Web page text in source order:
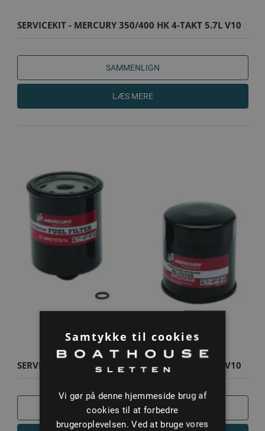
SERVICEKIT - MERCURY 350/400 HK 4-TAKT 5.7L V10
SAMMENLIGN
LÆS MERE
SERVICEKIT - MERCURY 350/400 HK 4-TAKT 5.7L V10
SAMMENLIGN
Samtykke til cookies
Vi gør på denne hjemmeside brug af
cookies til at forbedre
brugeroplevelsen. Ved at bruge vores